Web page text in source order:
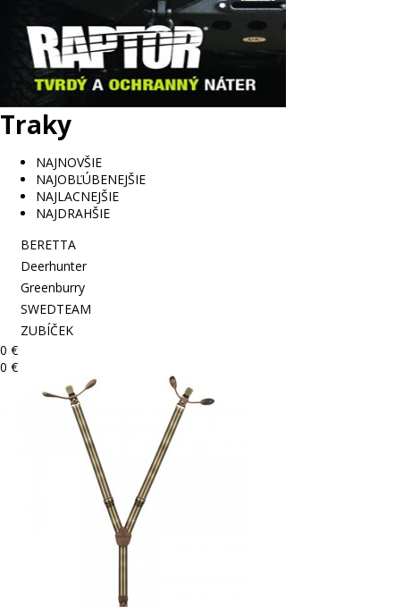
Traky
NAJNOVŠIE
NAJOBĽÚBENEJŠIE
NAJLACNEJŠIE
NAJDRAHŠIE
BERETTA
Deerhunter
Greenburry
SWEDTEAM
ZUBÍČEK
0 €
0 €